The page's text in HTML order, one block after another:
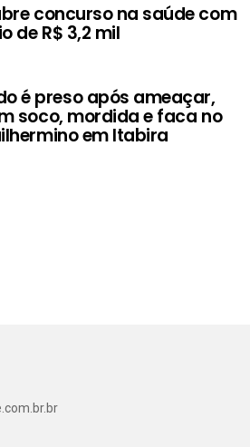
concurso na saúde com
de R$ 3,2 mil
é preso após ameaçar,
soco, mordida e faca no
em Itabira